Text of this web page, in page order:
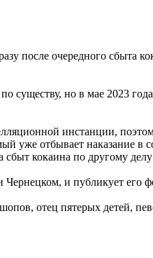
после очередного сбыта
но в мае 2023
инстанции,
уже отбывает наказание в
кокаина по другому
и публикует его
отец пятерых детей,